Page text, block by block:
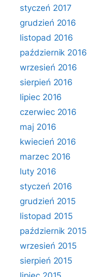
styczeń 2017
grudzień 2016
listopad 2016
październik 2016
wrzesień 2016
sierpień 2016
lipiec 2016
czerwiec 2016
maj 2016
kwiecień 2016
marzec 2016
luty 2016
styczeń 2016
grudzień 2015
listopad 2015
październik 2015
wrzesień 2015
sierpień 2015